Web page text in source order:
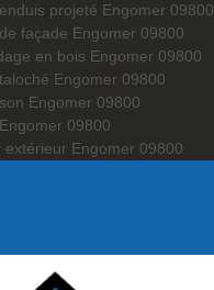
projeté Engomer 09800
façade Engomer 09800
en bois Engomer 09800
Engomer 09800
Engomer 09800
09800
extérieur Engomer 09800